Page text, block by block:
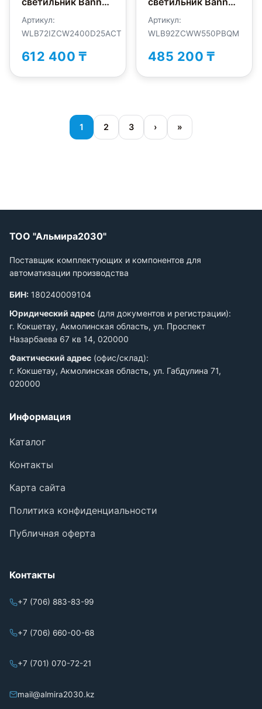
WLB72IZCW2400D25ACT
Артикул:
WLB72IZCW2400D25ACT
612 400 ₸
WLB92ZCWW550PBQM
Артикул:
WLB92ZCWW550PBQM
485 200 ₸
1 2 3 › »
ТОО "Альмира2030"
Поставщик комплектующих и компонентов для
автоматизации производства
БИН: 180240009104
Юридический адрес (для документов и регистрации):
г. Кокшетау, Акмолинская область, ул. Проспект
Назарбаева 67 кв 14, 020000
Фактический адрес (офис/склад):
г. Кокшетау, Акмолинская область, ул. Габдулина 71,
020000
Информация
Каталог
Контакты
Карта сайта
Политика конфиденциальности
Публичная оферта
Контакты
+7 (706) 883-83-99
+7 (706) 660-00-68
+7 (701) 070-72-21
mail@almira2030.kz